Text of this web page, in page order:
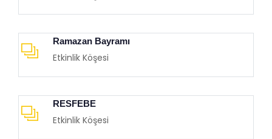
Ramazan Bayramı
Etkinlik Köşesi
RESFEBE
Etkinlik Köşesi